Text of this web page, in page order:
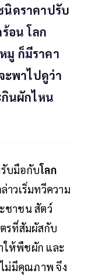
ดราคาปรับ
อน โลก
มู ก็มีราคา
ะพาไปดูว่า
นผักไหน
รับมือกับโลก
าวเริ่มทวีความ
ชาชน สัตว์
รที่สัมผัสกับ
ให้พืชผัก และ
ไม่มีคุณภาพ จึง